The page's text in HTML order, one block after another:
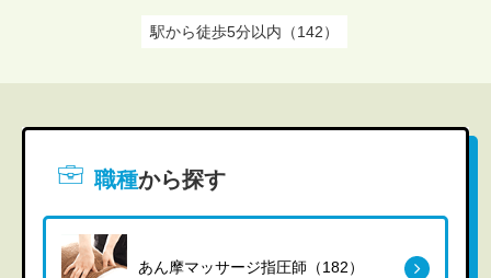
駅から徒歩5分以内（142）
職種から探す
あん摩マッサージ指圧師（182）